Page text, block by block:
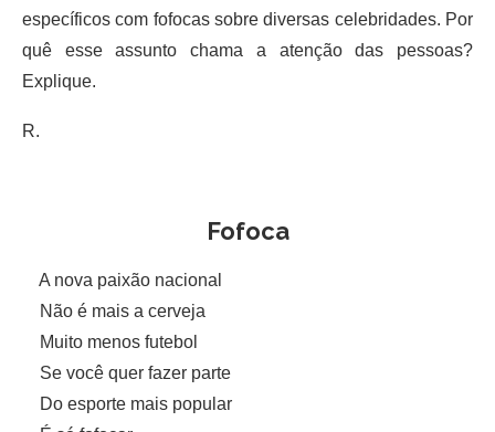
específicos com fofocas sobre diversas celebridades. Por
quê esse assunto chama a atenção das pessoas?
Explique.
R.
Fofoca
A nova paixão nacional
Não é mais a cerveja
Muito menos futebol
Se você quer fazer parte
Do esporte mais popular